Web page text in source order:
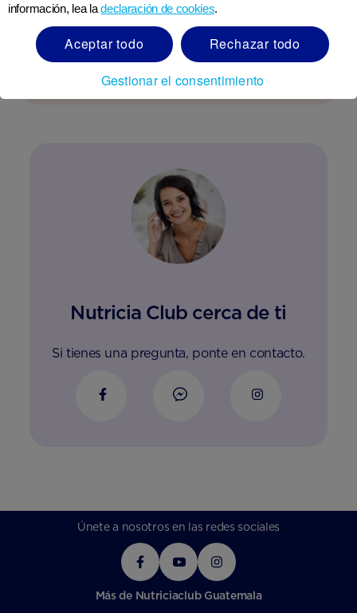
Lista de verificación de la maleta de
hospital
LEER MÁS
Nutricia Club cerca de ti
Si tienes una pregunta, ponte en contacto.
Únete a nosotros en las redes sociales
Más de Nutriciaclub Guatemala
información, lea ladeclaración de cookies.
Aceptar todo
Rechazar todo
Gestionar el consentimiento